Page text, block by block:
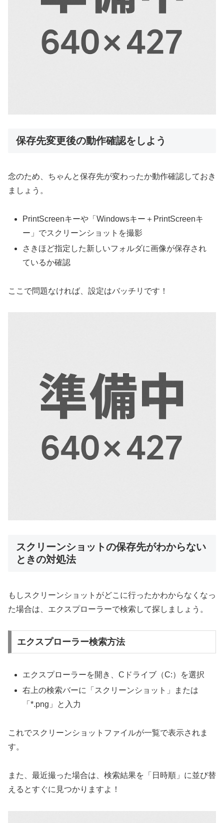
保存先変更後の動作確認をしよう
念のため、ちゃんと保存先が変わったか動作確認しておき
ましょう。
PrintScreenキーや「Windowsキー＋PrintScreenキ
ー」でスクリーンショットを撮影
さきほど指定した新しいフォルダに画像が保存され
ているか確認
ここで問題なければ、設定はバッチリです！
スクリーンショットの保存先がわからない
ときの対処法
もしスクリーンショットがどこに行ったかわからなくなっ
た場合は、エクスプローラーで検索して探しましょう。
エクスプローラー検索方法
エクスプローラーを開き、Cドライブ（C:）を選択
右上の検索バーに「スクリーンショット」または
「*.png」と入力
これでスクリーンショットファイルが一覧で表示されま
す。
また、最近撮った場合は、検索結果を「日時順」に並び替
えるとすぐに見つかりますよ！